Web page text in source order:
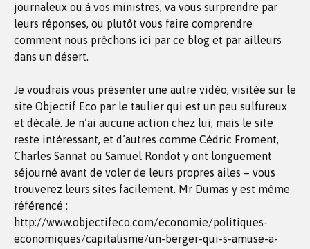
journaleux ou à vos ministres, va vous surprendre par
leurs réponses, ou plutôt vous faire comprendre
comment nous prêchons ici par ce blog et par ailleurs
dans un désert.
Je voudrais vous présenter une autre vidéo, visitée sur le
site Objectif Eco par le taulier qui est un peu sulfureux
et décalé. Je n’ai aucune action chez lui, mais le site
reste intéressant, et d’autres comme Cédric Froment,
Charles Sannat ou Samuel Rondot y ont longuement
séjourné avant de voler de leurs propres ailes – vous
trouverez leurs sites facilement. Mr Dumas y est même
référencé :
http://www.objectifeco.com/economie/politiques-
economiques/capitalisme/un-berger-qui-s-amuse-a-